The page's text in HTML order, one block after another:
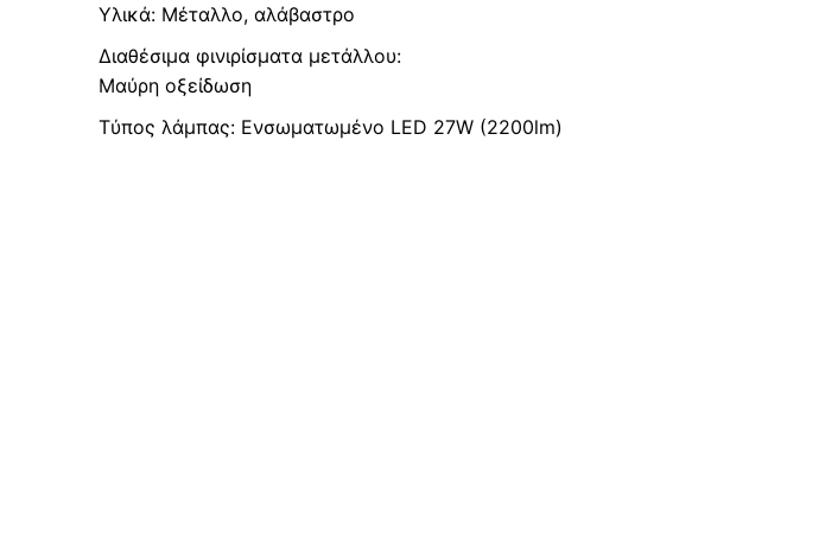
Υλικά: Μέταλλο, αλάβαστρο
Διαθέσιμα φινιρίσματα μετάλλου:
Μαύρη οξείδωση
Tύπος λάμπας: Ενσωματωμένο LED 27W (2200lm)